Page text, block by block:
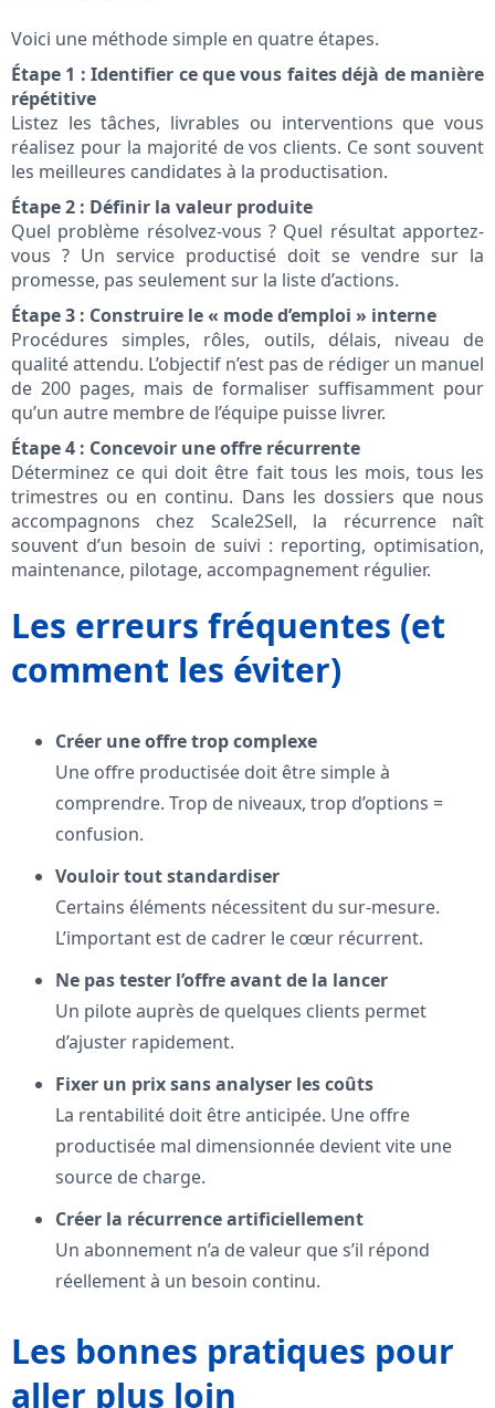
Voici une méthode simple en quatre étapes.
Étape 1 : Identifier ce que vous faites déjà de manière
répétitive
Listez les tâches, livrables ou interventions que vous
réalisez pour la majorité de vos clients. Ce sont souvent
les meilleures candidates à la productisation.
Étape 2 : Définir la valeur produite
Quel problème résolvez-vous ? Quel résultat apportez-
vous ? Un service productisé doit se vendre sur la
promesse, pas seulement sur la liste d’actions.
Étape 3 : Construire le « mode d’emploi » interne
Procédures simples, rôles, outils, délais, niveau de
qualité attendu. L’objectif n’est pas de rédiger un manuel
de 200 pages, mais de formaliser suffisamment pour
qu’un autre membre de l’équipe puisse livrer.
Étape 4 : Concevoir une offre récurrente
Déterminez ce qui doit être fait tous les mois, tous les
trimestres ou en continu. Dans les dossiers que nous
accompagnons chez Scale2Sell, la récurrence naît
souvent d’un besoin de suivi : reporting, optimisation,
maintenance, pilotage, accompagnement régulier.
Les erreurs fréquentes (et
comment les éviter)
Créer une offre trop complexe
Une offre productisée doit être simple à
comprendre. Trop de niveaux, trop d’options =
confusion.
Vouloir tout standardiser
Certains éléments nécessitent du sur-mesure.
L’important est de cadrer le cœur récurrent.
Ne pas tester l’offre avant de la lancer
Un pilote auprès de quelques clients permet
d’ajuster rapidement.
Fixer un prix sans analyser les coûts
La rentabilité doit être anticipée. Une offre
productisée mal dimensionnée devient vite une
source de charge.
Créer la récurrence artificiellement
Un abonnement n’a de valeur que s’il répond
réellement à un besoin continu.
Les bonnes pratiques pour
aller plus loin